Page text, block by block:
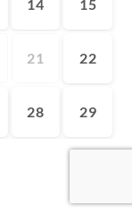
14 15
21 22
28 29